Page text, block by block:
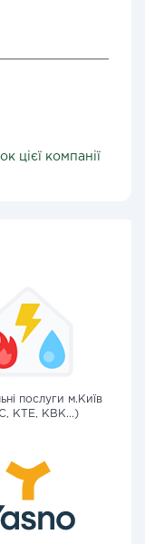
цієї компанії
послуги м.Київ
КТЕ, КВК...)